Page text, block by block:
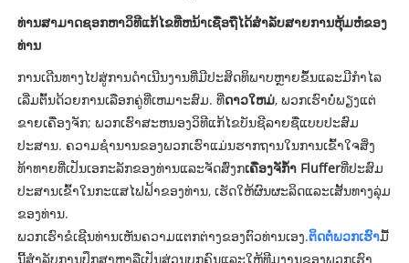
ທ່ານສາມາດຊອກຫາວິທີແກ້ໄຂທີ່ຫນ້າເຊື່ອຖືໄດ້ສໍາລັບສາຍການຫຸ້ມຫໍ່ຂອງ
ທ່ານ
ການເດີນທາງໄປສູ່ການດໍາເນີນງານທີ່ມີປະສິດທິພາບຫຼາຍຂຶ້ນແລະມີກໍາໄລ
ເລີ່ມຕົ້ນດ້ວຍການເລືອກຄູ່ທີ່ເຫມາະສົມ. ທີ່ດາວໃຫມ່, ພວກເຮົາບໍ່ພຽງແຕ່
ຂາຍເຄື່ອງຈັກ; ພວກເຮົາສະຫນອງວິທີແກ້ໄຂບັນຊີລາຍຊື່ແບບປະສົມ
ປະສານ. ຄວາມຊໍານານຂອງພວກເຮົາແມ່ນຮາກຖານໃນການເຂົ້າໃຈສິ່ງ
ທ້າທາຍທີ່ເປັນເອກະລັກຂອງທ່ານແລະຈັດສົ່ງກເຄື່ອງຈັກ້ໍາ Flufferທີ່ປະສົມ
ປະສານເຂົ້າໃນກະແສໄຟຟ້າຂອງທ່ານ, ເຮັດໃຫ້ຜົນຜະລິດແລະເສັ້ນທາງລຸ່ມ
ຂອງທ່ານ.
ພວກເຮົາຂໍເຊີນທ່ານເຫັນຄວາມແຕກຕ່າງຂອງຕົວທ່ານເອງ.ຕິດຕໍ່ພວກເຮົາມື້
ນີ້ສໍາລັບການປຶກສາຫາລືເປັນສ່ວນບຸກຄົນແລະໃຫ້ທີມງານຂອງພວກເຮົາ